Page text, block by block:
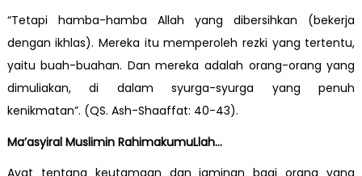
“Tetapi hamba-hamba Allah yang dibersihkan (bekerja
dengan ikhlas). Mereka itu memperoleh rezki yang tertentu,
yaitu buah-buahan. Dan mereka adalah orang-orang yang
dimuliakan, di dalam syurga-syurga yang penuh
kenikmatan”. (QS. Ash-Shaaffat: 40-43).
Ma’asyiral Muslimin RahimakumuLlah…